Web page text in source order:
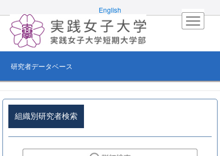
English
研究者データベース
組織別研究者検索